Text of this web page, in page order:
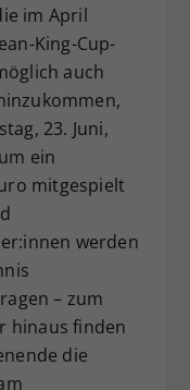
im April
King-Cup-
auch
23. Juni,
ein
mitgespielt
werden
– zum
hinaus finden
die